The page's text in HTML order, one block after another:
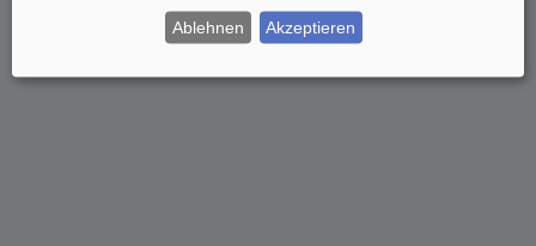
Ablehnen Akzeptieren